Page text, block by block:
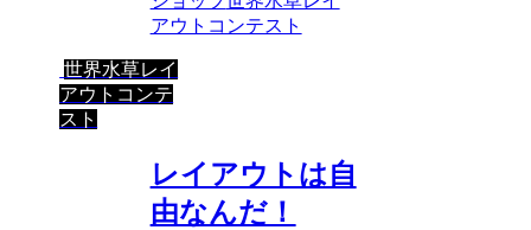
アウトコンテスト
世界水草レイ
アウトコンテ
スト
レイアウトは自
由なんだ！